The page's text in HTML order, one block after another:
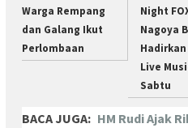
Warga Rempang
dan Galang Ikut
Perlombaan
Night
Nagoya
Hadirkan
Live
Sabtu
BACA JUGA: HM Rudi Ajak